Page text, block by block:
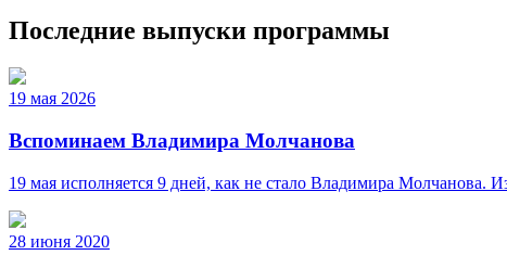
Последние выпуски программы
19 мая 2026
Вспоминаем Владимира Молчанова
19 мая исполняется 9 дней, как не стало Владимира Молчанова.
28 июня 2020